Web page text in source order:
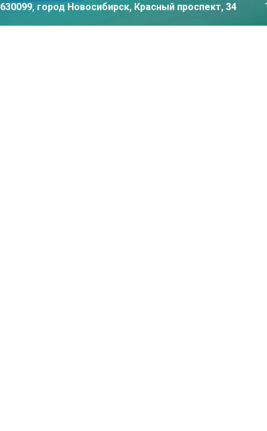
630099, город Новосибирск, Красный проспект, 34